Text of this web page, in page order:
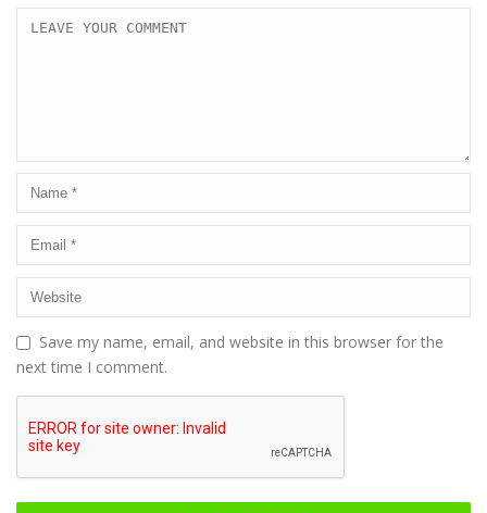
Save my name, email, and website in this browser for the
next time I comment.